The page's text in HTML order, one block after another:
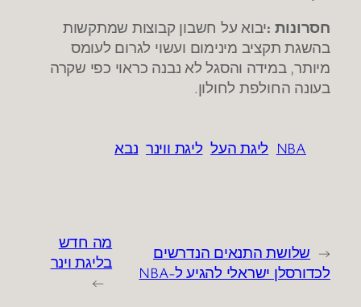
חסרונות :יבוא על חשבון קבוצות שמתקשות
בהשגת תקציב מינימום ועשוי לגרום לעומס
מיותר, במידה והסגל לא נבנה כראוי כפי שקרה
בעונה החולפת לחולון.
NBA ליגת העל ליגת ווינר נבא
← שלושת התנאים הנדרשים
לכדורסלן ישראלי להגיע ל-NBA
מה חדש
בליגת וינר
→